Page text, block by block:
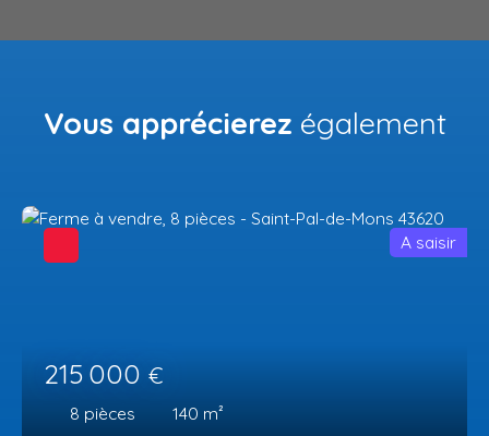
Vous apprécierez également
215 000 €
8 pièces 140 m²
A saisir